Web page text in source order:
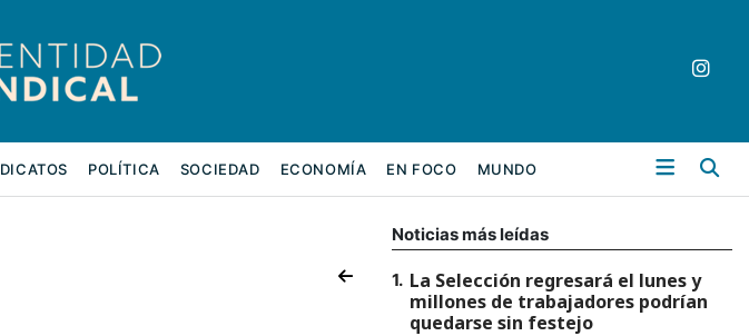
POLÍTICA SOCIEDAD ECONOMÍA EN FOCO MUNDO
Noticias más leídas
1. La Selección regresará el lunes y
millones de trabajadores podrían
quedarse sin festejo